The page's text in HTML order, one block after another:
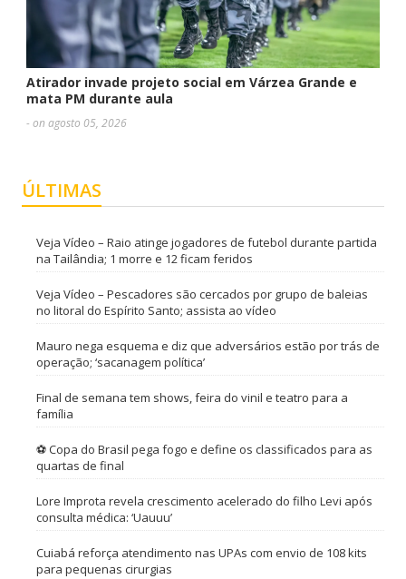
Atirador invade projeto social em Várzea Grande e
mata PM durante aula
- on agosto 05, 2026
ÚLTIMAS
Veja Vídeo – Raio atinge jogadores de futebol durante partida
na Tailândia; 1 morre e 12 ficam feridos
Veja Vídeo – Pescadores são cercados por grupo de baleias
no litoral do Espírito Santo; assista ao vídeo
Mauro nega esquema e diz que adversários estão por trás de
operação; ‘sacanagem política’
Final de semana tem shows, feira do vinil e teatro para a
família
⚽ Copa do Brasil pega fogo e define os classificados para as
quartas de final
Lore Improta revela crescimento acelerado do filho Levi após
consulta médica: ‘Uauuu’
Cuiabá reforça atendimento nas UPAs com envio de 108 kits
para pequenas cirurgias